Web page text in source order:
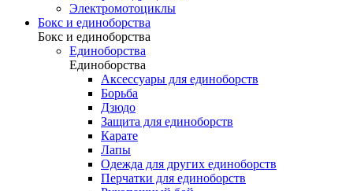
Электромотоциклы
Бокс и единоборства
Бокс и единоборства
Единоборства
Единоборства
Аксессуары для единоборств
Борьба
Дзюдо
Защита для единоборств
Карате
Лапы
Одежда для других единоборств
Перчатки для единоборств